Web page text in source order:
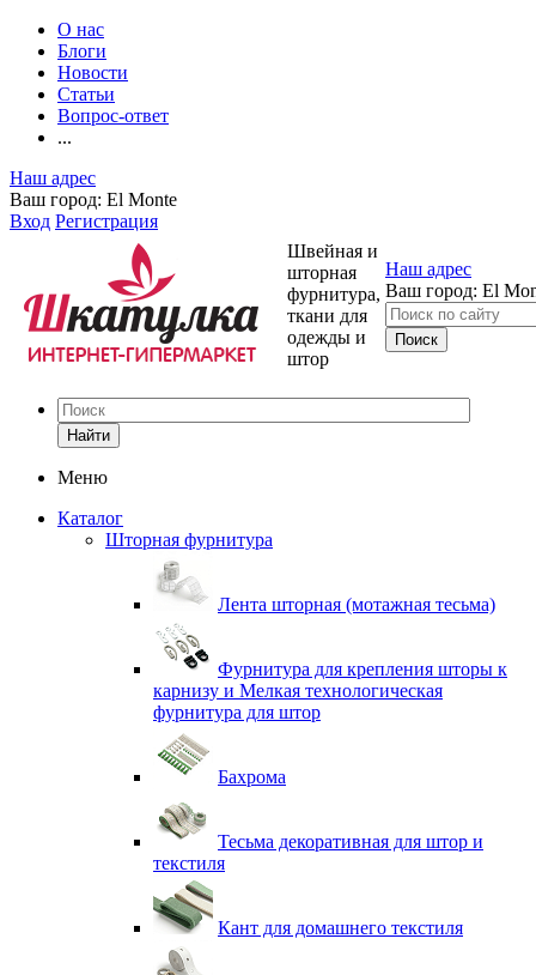
О нас
Блоги
Новости
Статьи
Вопрос-ответ
...
Наш адрес
Ваш город: El Monte
Вход Регистрация
Швейная и
шторная
фурнитура,
ткани для
одежды и
штор
Наш адрес
Ваш город: El
Найти
Меню
Каталог
Шторная фурнитура
Лента шторная (мотажная тесьма)
Фурнитура для крепления шторы к
карнизу и Мелкая технологическая
фурнитура для штор
Бахрома
Тесьма декоративная для штор и
текстиля
Кант для домашнего текстиля